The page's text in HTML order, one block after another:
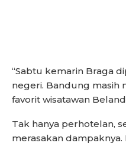
“Sabtu kemarin Braga
negeri. Bandung masih
favorit wisatawan
Tak hanya perhotelan,
merasakan